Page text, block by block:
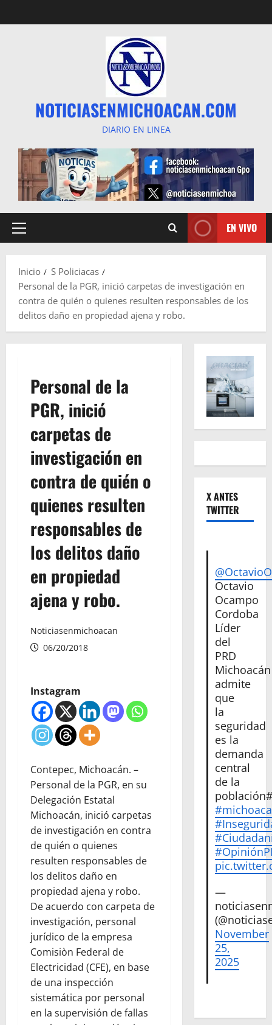
al
NOTICIASENMICHOACAN.COM
DIARIO EN LINEA
Menú
EN VIVO
Inicio
S Policiacas
Personal de la PGR, inició carpetas de investigación en
contra de quién o quienes resulten responsables de los
delitos daño en propiedad ajena y robo.
Personal de la
PGR, inició
carpetas de
investigación en
contra de quién o
quienes resulten
responsables de
los delitos daño
en propiedad
ajena y robo.
Noticiasenmichoacan
06/20/2018
Instagram
Contepec, Michoacán. –
Personal de la PGR, en su
Delegación Estatal
Michoacán, inició carpetas
de investigación en contra
de quién o quienes
resulten responsables de
los delitos daño en
propiedad ajena y robo.
De acuerdo con carpeta de
investigación, personal
jurídico de la empresa
Comisiòn Federal de
Electricidad (CFE), en base
de una inspección
sistemática por personal
en la supervisión de fallas
X ANTES
TWITTER
Octavio
Ocampo
Cordoba
Líder
del
PRD
Michoacán
admite
que
la
seguridad
es la
demanda
central
de la
—
November
25,
2025